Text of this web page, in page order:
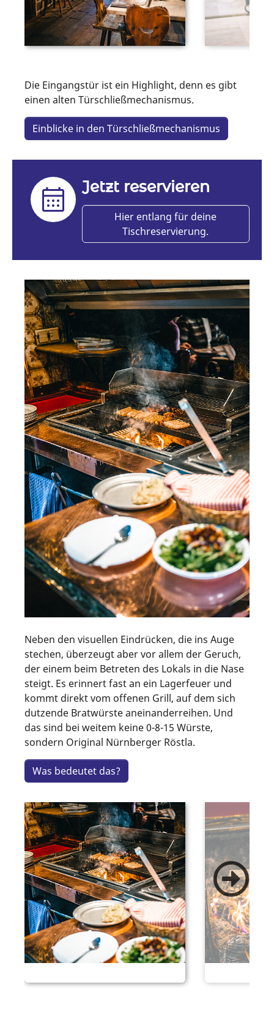
Die Eingangstür ist ein Highlight, denn es gibt
einen alten Türschließmechanismus.
Einblicke in den Türschließmechanismus
Jetzt reservieren
Hier entlang für deine
Tischreservierung.
Neben den visuellen Eindrücken, die ins Auge
stechen, überzeugt aber vor allem der Geruch,
der einem beim Betreten des Lokals in die Nase
steigt. Es erinnert fast an ein Lagerfeuer und
kommt direkt vom offenen Grill, auf dem sich
dutzende Bratwürste aneinanderreihen. Und
das sind bei weitem keine 0-8-15 Würste,
sondern Original Nürnberger Röstla.
Was bedeutet das?